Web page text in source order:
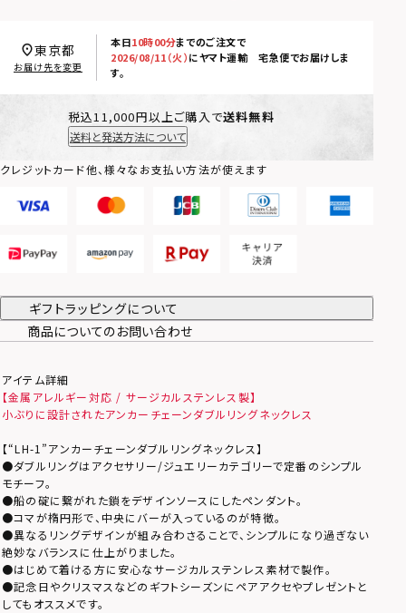
本日10時00分までのご注文で
2026/08/11（火）にヤマト運輸 宅急便でお届けしま
す。
東京都
お届け先を変更
税込11,000円以上ご購入で送料無料
送料と発送方法について
クレジットカード他、様々なお支払い方法が使えます
ギフトラッピングについて
商品についてのお問い合わせ
アイテム詳細
【金属アレルギー対応 / サージカルステンレス製】
小ぶりに設計されたアンカーチェーンダブルリングネックレス
【“LH-1”アンカーチェーンダブルリングネックレス】
●ダブルリングはアクセサリー/ジュエリーカテゴリーで定番のシンプル
モチーフ。
●船の碇に繋がれた鎖をデザインソースにしたペンダント。
●コマが楕円形で、中央にバーが入っているのが特徴。
●異なるリングデザインが組み合わさることで、シンプルになり過ぎない
絶妙なバランスに仕上がりました。
●はじめて着ける方に安心なサージカルステンレス素材で製作。
●記念日やクリスマスなどのギフトシーズンにペアアクセやプレゼントと
してもオススメです。